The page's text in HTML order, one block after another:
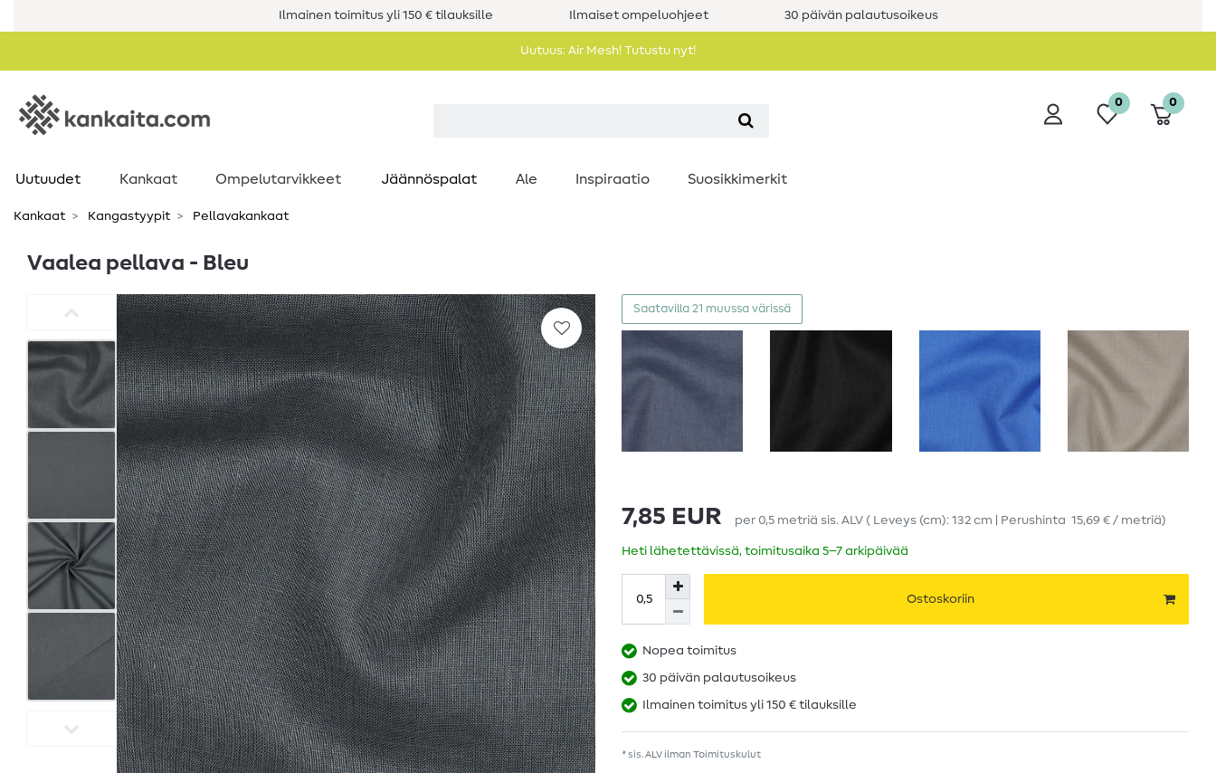
Ilmainen toimitus yli 150 € tilauksille Ilmaiset ompeluohjeet 30 päivän palautusoikeus
Uutuus: Air Mesh! Tutustu nyt!
0 0
Uutuudet Kankaat Ompelutarvikkeet Jäännöspalat Ale Inspiraatio Suosikkimerkit
Kankaat Kangastyypit Pellavakankaat
Vaalea pellava - Bleu
Saatavilla 21 muussa värissä
7,85 EUR per 0,5 metriä sis. ALV ( Leveys (cm): 132 cm | Perushinta 15,69 € / metriä)
Heti lähetettävissä, toimitusaika 5–7 arkipäivää
Ostoskoriin
Nopea toimitus
30 päivän palautusoikeus
Ilmainen toimitus yli 150 € tilauksille
* sis. ALV ilman Toimituskulut